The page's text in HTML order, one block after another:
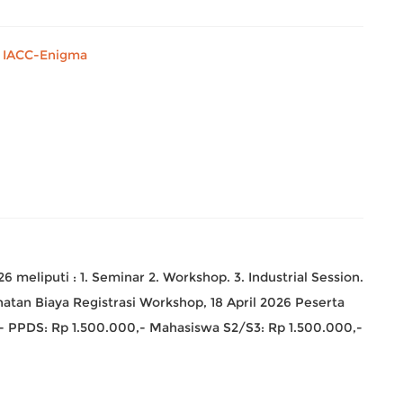
Enigma
meliputi : 1. Seminar 2. Workshop. 3. Industrial Session.
Biaya Registrasi Workshop, 18 April 2026 Peserta
Rp 1.500.000,- Mahasiswa S2/S3: Rp 1.500.000,-